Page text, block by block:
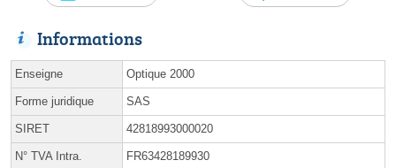
Informations
Enseigne Optique 2000
Forme juridique SAS
SIRET 42818993000020
N° TVA Intra. FR63428189930